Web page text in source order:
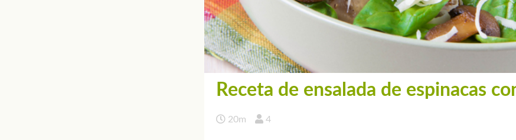
Receta de ensalada de espinacas
20m 4